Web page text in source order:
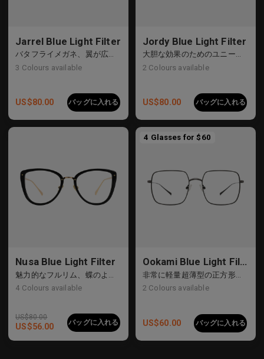
Jarrel Blue Light Filter
バタフライメガネ、翼が広がっている
3 Colours available
US$80.00 バッグに入れる
Jordy Blue Light Filter
大胆な効果のためのユニークな丸いフレーム
2 Colours available
US$80.00 バッグに入れる
Nusa Blue Light Filter
魅力的なフルリム、蝶のような形のフロント
4 Colours available
US$80.00
US$56.00 バッグに入れる
4 Glasses for $60
Ookami Blue Light Filter
非常に軽量超薄型の正方形の金属フレーム
2 Colours available
US$60.00 バッグに入れる